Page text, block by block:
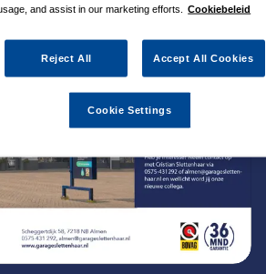
and assist in our marketing efforts.
Cookiebeleid
Reject All Accept All Cookies
Cookie Settings